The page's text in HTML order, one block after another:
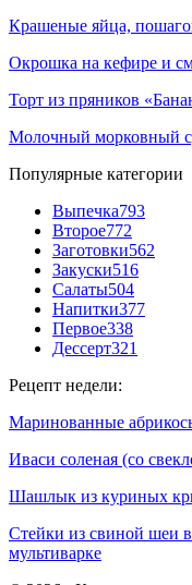
Крашеные яйца,
Окрошка на кефире и
Торт из пряников
Молочный морковный
Популярные категории
Выпечка793
Второе772
Заготовки562
Закуски516
Салаты504
Напитки377
Первое338
Дессерт321
Рецепт недели:
Маринованные
Иваси соленая (со
Шашлык из куриных
Стейки из свиной шеи
мультиварке